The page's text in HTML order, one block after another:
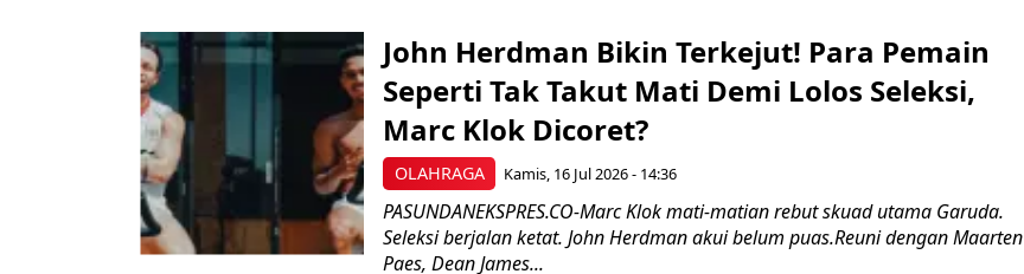
OLAHRAGA
John Herdman Bikin Terkejut! Para Pemain
Seperti Tak Takut Mati Demi Lolos Seleksi,
Marc Klok Dicoret?
Kamis, 16 Jul 2026 - 14:36
PASUNDANEKSPRES.CO-Marc Klok mati-matian rebut skuad utama Garuda.
Seleksi berjalan ketat. John Herdman akui belum puas.Reuni dengan Maarten
Paes, Dean James...